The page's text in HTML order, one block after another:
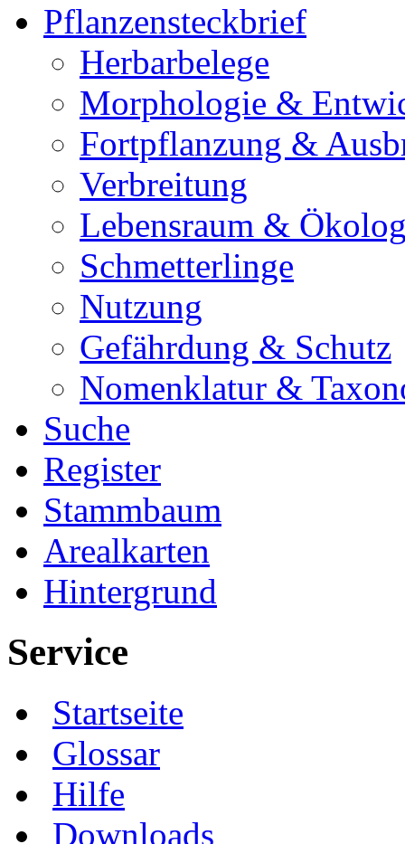
Pflanzensteckbrief
Herbarbelege
Morphologie &
Fortpflanzung &
Verbreitung
Lebensraum &
Schmetterlinge
Nutzung
Gefährdung & Schutz
Nomenklatur &
Suche
Register
Stammbaum
Arealkarten
Hintergrund
Service
Startseite
Glossar
Hilfe
Downloads